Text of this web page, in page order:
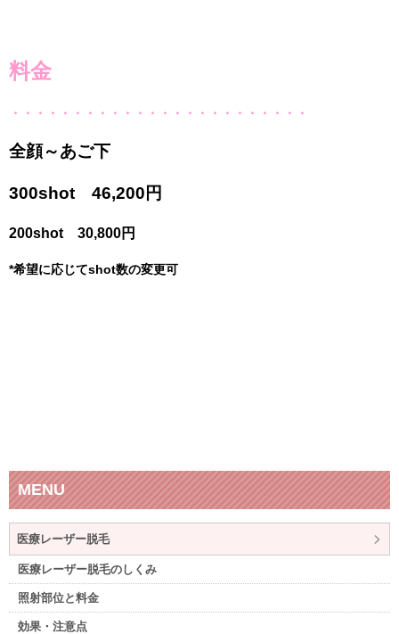
料金
・・・・・・・・・・・・・・・・・・・・・・・・
全顔～あご下
300shot 46,200円
200shot 30,800円
*希望に応じてshot数の変更可
MENU
医療レーザー脱毛
医療レーザー脱毛のしくみ
照射部位と料金
効果・注意点